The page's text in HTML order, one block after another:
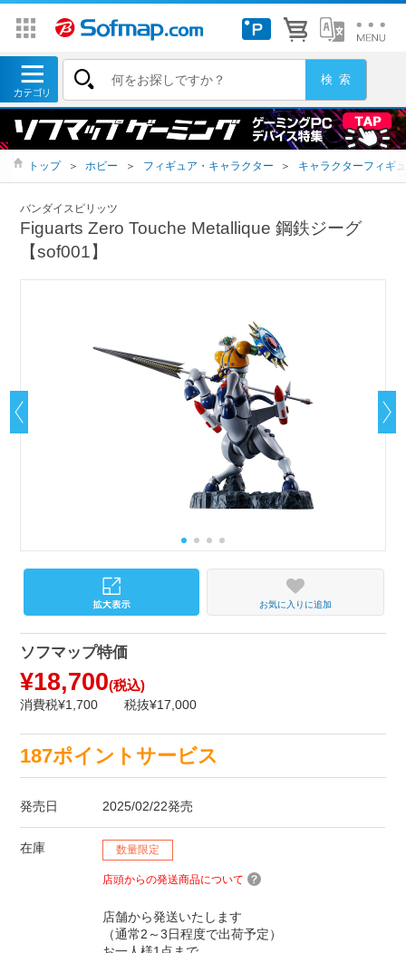
トップ ＞ ホビー ＞ フィギュア・キャラクター ＞ キャラクターフィギ
バンダイスピリッツ
Figuarts Zero Touche Metallique 鋼鉄ジーグ
【sof001】
お気に入りに追加
ソフマップ特価
¥18,700(税込)
消費税¥1,700 税抜¥17,000
187ポイントサービス
発売日 2025/02/22発売
在庫 数量限定
店頭からの発送商品について
店舗から発送いたします
（通常2～3日程度で出荷予定）